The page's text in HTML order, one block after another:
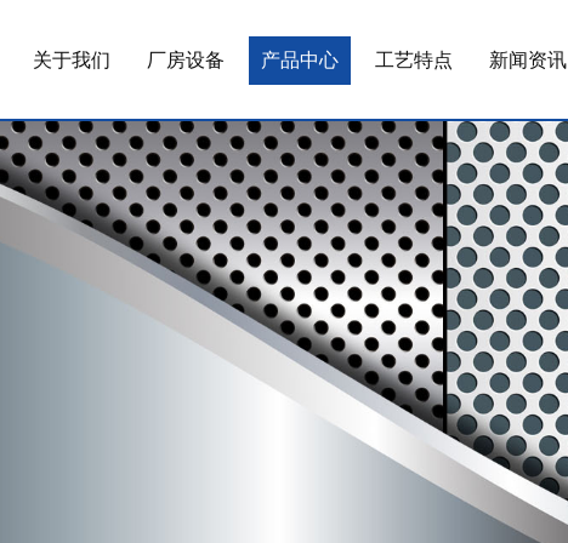
关于我们 厂房设备 产品中心 工艺特点 新闻资讯